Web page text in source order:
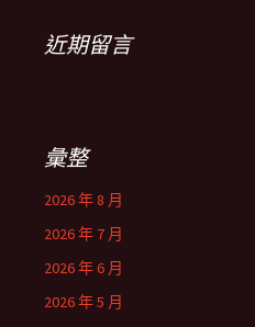
近期留言
彙整
2026 年 8 月
2026 年 7 月
2026 年 6 月
2026 年 5 月